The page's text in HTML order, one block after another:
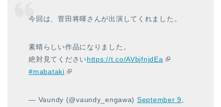
今回は、菅田将暉さんが出演してくれました。
素晴らしい作品になりました。
絶対見てくださいhttps://t.co/AVbjfnjdEa
#mabataki
— Vaundy (@vaundy_engawa) September 9,